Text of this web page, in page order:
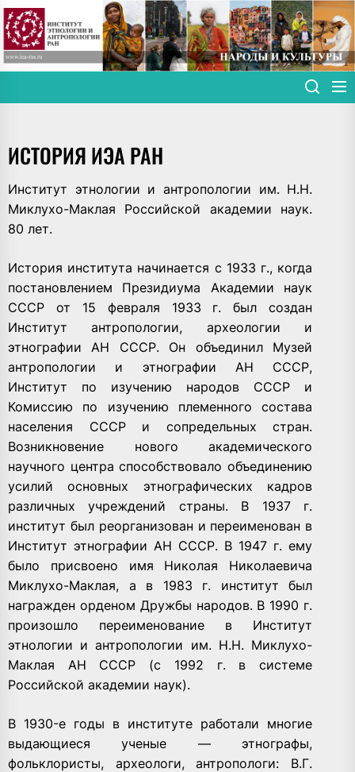
Skip
to
the
content
ИСТОРИЯ ИЭА РАН
Институт этнологии и антропологии им. Н.Н.
Миклухо-Маклая Российской академии наук.
80 лет.
История института начинается с 1933 г., когда
постановлением Президиума Академии наук
СССР от 15 февраля 1933 г. был создан
Институт антропологии, археологии и
этнографии АН СССР. Он объединил Музей
антропологии и этнографии АН СССР,
Институт по изучению народов СССР и
Комиссию по изучению племенного состава
населения СССР и сопредельных стран.
Возникновение нового академического
научного центра способствовало объединению
усилий основных этнографических кадров
различных учреждений страны. В 1937 г.
институт был реорганизован и переименован в
Институт этнографии АН СССР. В 1947 г. ему
было присвоено имя Николая Николаевича
Миклухо-Маклая, а в 1983 г. институт был
награжден орденом Дружбы народов. В 1990 г.
произошло переименование в Институт
этнологии и антропологии им. Н.Н. Миклухо-
Маклая АН СССР (с 1992 г. в системе
Российской академии наук).
В 1930-е годы в институте работали многие
выдающиеся ученые — этнографы,
фольклористы, археологи, антропологи: В.Г.